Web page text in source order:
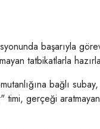
başarıyla
tatbikatlarla
bağlı
timi, gerçeği